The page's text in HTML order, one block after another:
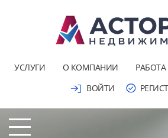
УСЛУГИ О КОМПАНИИ
ВОЙТИ